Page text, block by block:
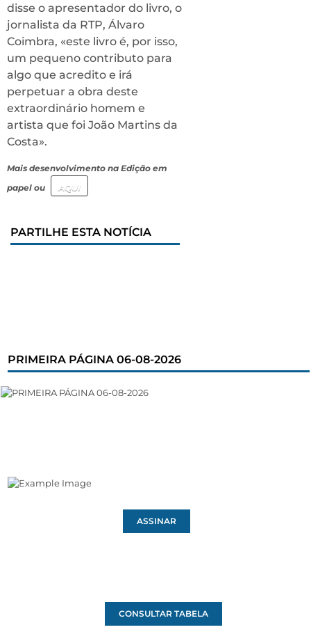
disse o apresentador do livro, o
jornalista da RTP, Álvaro
Coimbra, «este livro é, por isso,
um pequeno contributo para
algo que acredito e irá
perpetuar a obra deste
extraordinário homem e
artista que foi João Martins da
Costa».
Mais desenvolvimento na Edição em
papel ou
AQUI
PARTILHE ESTA NOTÍCIA
PRIMEIRA PÁGINA 06-08-2026
ASSINAR
CONSULTAR TABELA